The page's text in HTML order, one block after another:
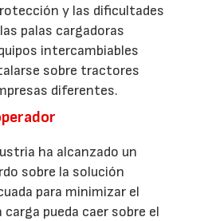
y las dificultades
palas cargadoras
intercambiables
sobre tractores
diferentes.
ha alcanzado un
sobre la solución
para minimizar el
carga pueda caer sobre el